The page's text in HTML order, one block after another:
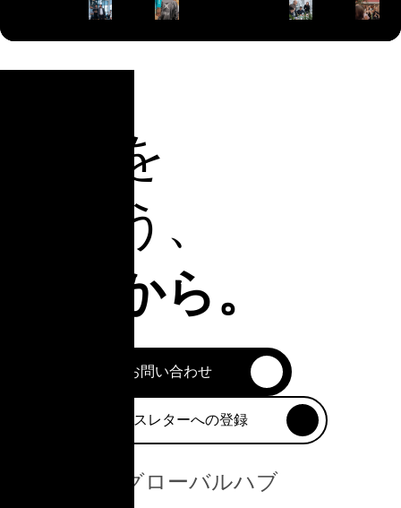
明日を
創ろう、
今日から。
お問い合わせ
ニュースレターへの登録
グローバルハブ